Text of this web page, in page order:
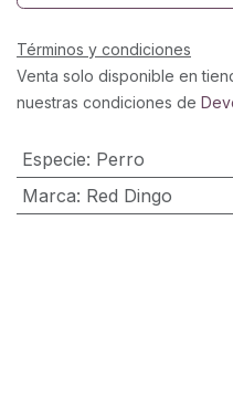
Términos y condiciones
Venta solo disponible en
nuestras condiciones de
Especie: Perro
Marca: Red Dingo